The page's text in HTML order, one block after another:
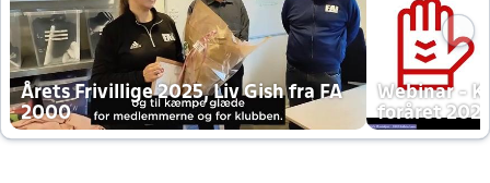
Årets Frivillige 2025, Liv Gish fra FA
2000
Webinar -
foråret